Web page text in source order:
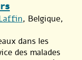
, Belgique,
dans les
des malades